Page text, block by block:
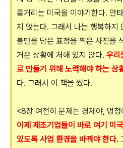
름거리는 미국을 이야기한다. 안
지 않는다. 그래서 나는 행복하지
불만을 담은 표정을 찍은 사진을
거운 상황에 처해 있지 않다. 우리
로 만들기 위해 노력해야 하는 상
다. 그래서 이 책을 썼다.
<8장 여전히 문제는 경제야, 멍청
이제 제조기업들이 바로 여기 미
있도록 사업 환경을 바꿔야 한다.